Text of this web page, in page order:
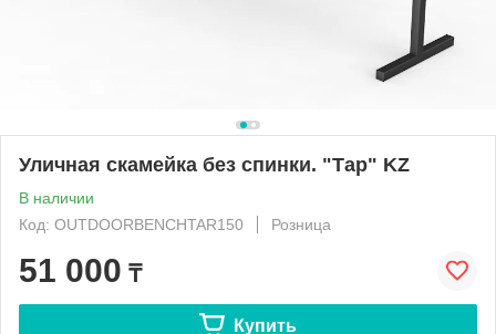
Уличная скамейка без спинки. "Тар" KZ
В наличии
Код: OUTDOORBENCHTAR150
Розница
51 000 ₸
Купить